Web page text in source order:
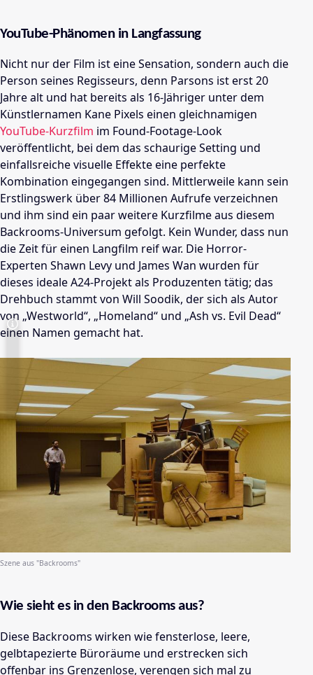
YouTube-Phänomen in Langfassung
Nicht nur der Film ist eine Sensation, sondern auch die
Person seines Regisseurs, denn Parsons ist erst 20
Jahre alt und hat bereits als 16-Jähriger unter dem
Künstlernamen Kane Pixels einen gleichnamigen
YouTube-Kurzfilm im Found-Footage-Look
veröffentlicht, bei dem das schaurige Setting und
einfallsreiche visuelle Effekte eine perfekte
Kombination eingegangen sind. Mittlerweile kann sein
Erstlingswerk über 84 Millionen Aufrufe verzeichnen
und ihm sind ein paar weitere Kurzfilme aus diesem
Backrooms-Universum gefolgt. Kein Wunder, dass nun
die Zeit für einen Langfilm reif war. Die Horror-
Experten Shawn Levy und James Wan wurden für
dieses idealeA24-Projekt als Produzenten tätig; das
Drehbuch stammt von Will Soodik, der sich als Autor
von „Westworld“, „Homeland“ und „Ash vs. Evil Dead“
einen Namen gemacht hat.
Szene aus "Backrooms"
Wie sieht es in den Backrooms aus?
Diese Backrooms wirken wie fensterlose, leere,
gelbtapezierte Büroräume und erstrecken sich
offenbar ins Grenzenlose, verengen sich mal zu